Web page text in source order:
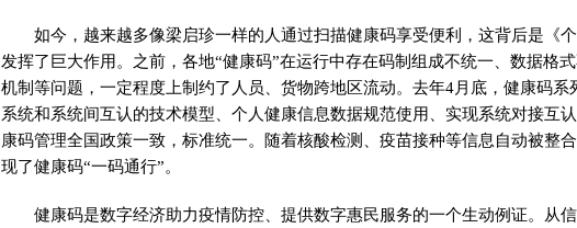
如今，越来越多像梁启珍一样的人通过扫描健康码享受便利，这背后是《
发挥了巨大作用。之前，各地“健康码”在运行中存在码制组成不统一、数据格
机制等问题，一定程度上制约了人员、货物跨地区流动。去年4月底，健康码系
系统和系统间互认的技术模型、个人健康信息数据规范使用、实现系统对接互
康码管理全国政策一致，标准统一。随着核酸检测、疫苗接种等信息自动被整
现了健康码“一码通行”。
健康码是数字经济助力疫情防控、提供数字惠民服务的一个生动例证。从